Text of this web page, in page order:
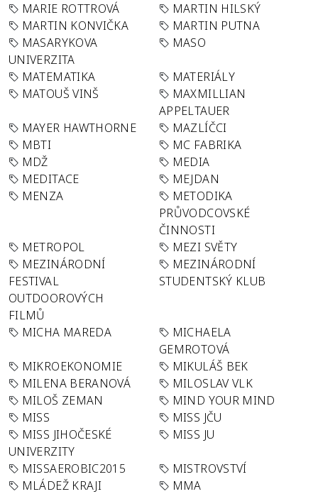
MARIE ROTTROVÁ
MARTIN HILSKÝ
MARTIN KONVIČKA
MARTIN PUTNA
MASARYKOVA
UNIVERZITA
MASO
MATEMATIKA
MATERIÁLY
MATOUŠ VINŠ
MAXMILLIAN
APPELTAUER
MAYER HAWTHORNE
MAZLÍČCI
MBTI
MC FABRIKA
MDŽ
MEDIA
MEDITACE
MEJDAN
MENZA
METODIKA
PRŮVODCOVSKÉ
ČINNOSTI
METROPOL
MEZI SVĚTY
MEZINÁRODNÍ
FESTIVAL
OUTDOOROVÝCH
FILMŮ
MEZINÁRODNÍ
STUDENTSKÝ KLUB
MICHA MAREDA
MICHAELA
GEMROTOVÁ
MIKROEKONOMIE
MIKULÁŠ BEK
MILENA BERANOVÁ
MILOSLAV VLK
MILOŠ ZEMAN
MIND YOUR MIND
MISS
MISS JČU
MISS JIHOČESKÉ
UNIVERZITY
MISS JU
MISSAEROBIC2015
MISTROVSTVÍ
MLÁDEŽ KRAJI
MMA